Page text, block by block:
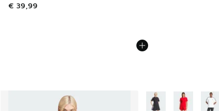
€ 39,99
Plus de couleurs